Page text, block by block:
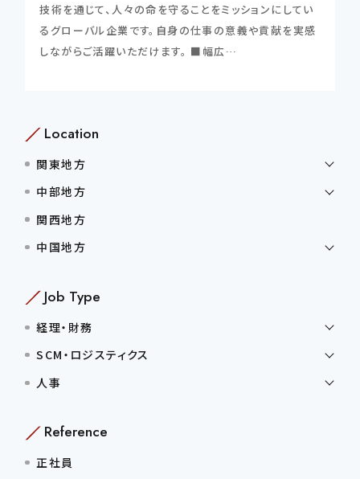
技術を通じて、人々の命を守ることをミッションにしてい
るグローバル企業です。自身の仕事の意義や貢献を実感
しながらご活躍いただけます。 ■幅広…
Location
関東地方
中部地方
関西地方
中国地方
Job Type
経理・財務
SCM・ロジスティクス
人事
Reference
正社員